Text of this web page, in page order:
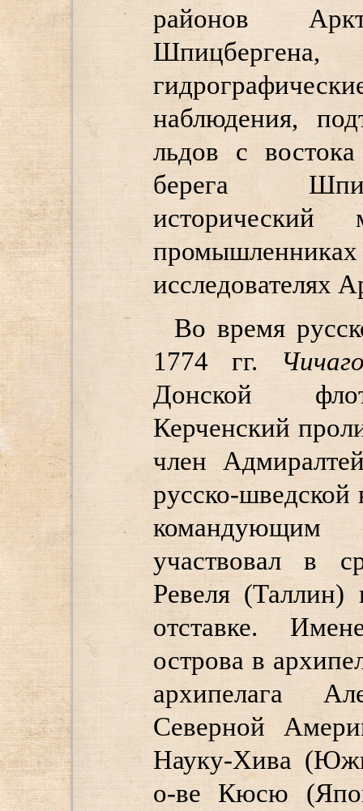
районов
наблюдения,
льдов с
берега
исследователях
Во время
1774 гг.
Донской
Керченский
член
русско-
командующим
участвовал в
Ревеля
отставке.
острова в
архипелага
Северной
Науку-Хива
о-ве Кюсю